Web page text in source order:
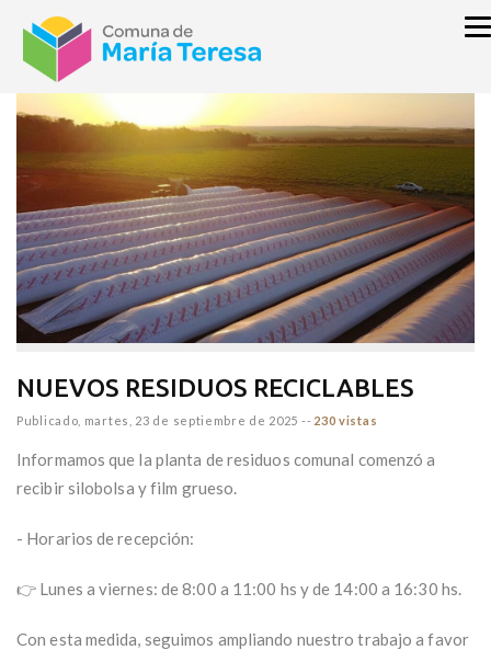
inicio GOBIERNO
NUEVOS RESIDUOS RECICLABLES
Publicado, martes, 23 de septiembre de 2025 -- 230 vistas
Informamos que la planta de residuos comunal comenzó a
recibir silobolsa y film grueso.
- Horarios de recepción:
👉 Lunes a viernes: de 8:00 a 11:00 hs y de 14:00 a 16:30 hs.
Con esta medida, seguimos ampliando nuestro trabajo a favor